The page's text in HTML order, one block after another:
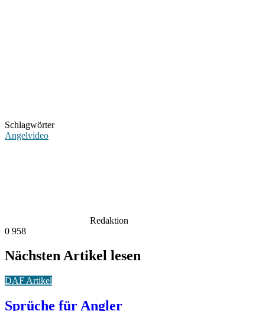
Schlagwörter
Angelvideo
Redaktion
0 958
Nächsten Artikel lesen
DAF Artikel
Sprüche für Angler